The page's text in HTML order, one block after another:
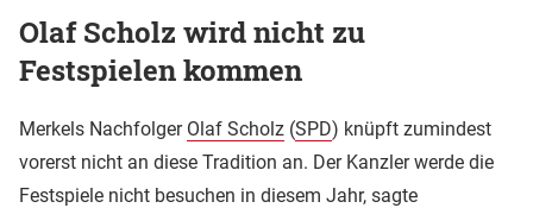
Olaf Scholz wird nicht zu
Festspielen kommen
Merkels Nachfolger Olaf Scholz (SPD) knüpft zumindest
vorerst nicht an diese Tradition an. Der Kanzler werde die
Festspiele nicht besuchen in diesem Jahr, sagte